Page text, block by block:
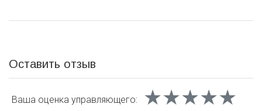
Оставить отзыв
Ваша оценка управляющего: ★★★★★
★★★★★
★★★★★